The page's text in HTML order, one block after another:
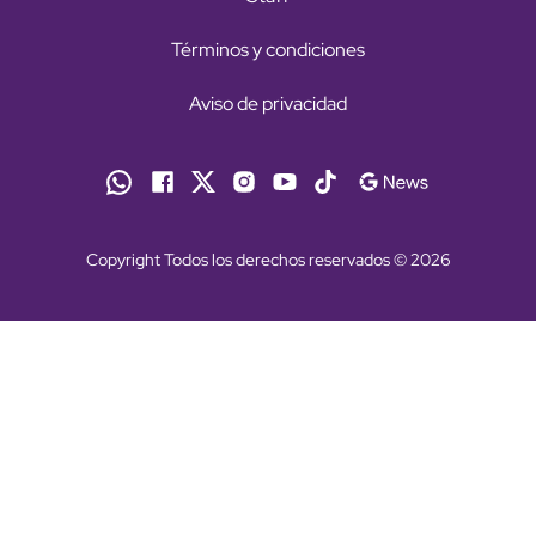
Términos y condiciones
Aviso de privacidad
Copyright Todos los derechos reservados © 2026